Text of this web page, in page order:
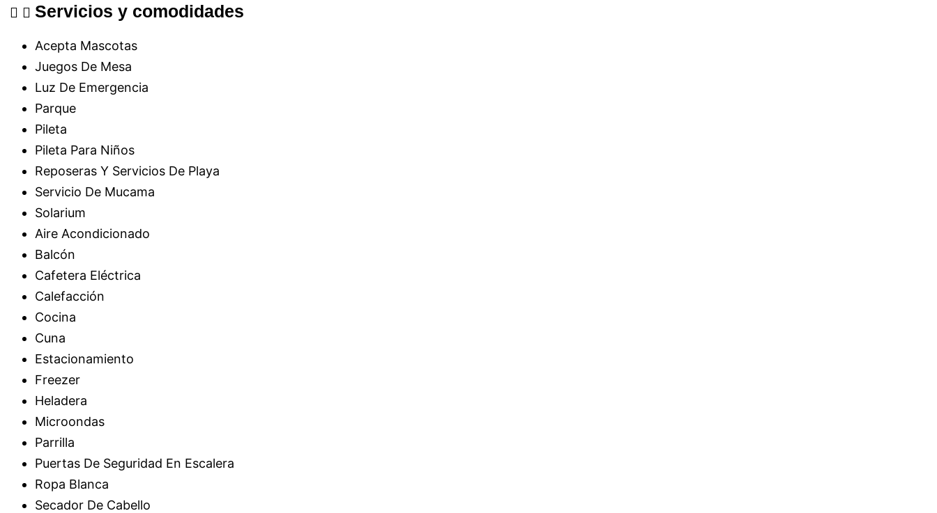
Servicios y comodidades
Acepta Mascotas
Juegos De Mesa
Luz De Emergencia
Parque
Pileta
Pileta Para Niños
Reposeras Y Servicios De Playa
Servicio De Mucama
Solarium
Aire Acondicionado
Balcón
Cafetera Eléctrica
Calefacción
Cocina
Cuna
Estacionamiento
Freezer
Heladera
Microondas
Parrilla
Puertas De Seguridad En Escalera
Ropa Blanca
Secador De Cabello